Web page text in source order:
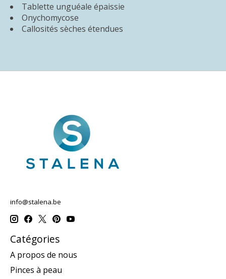
Tablette unguéale épaissie
Onychomycose
Callosités sèches étendues
info@stalena.be
Catégories
A propos de nous
Pinces à peau